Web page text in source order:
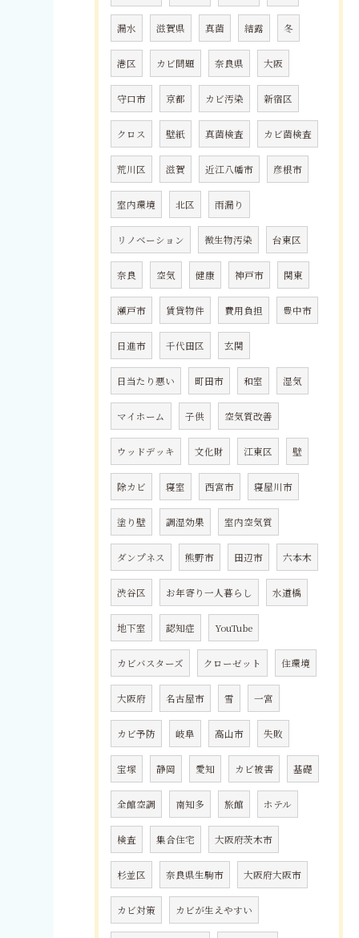
漏水 滋賀県 真菌 結露 冬
港区 カビ問題 奈良県 大阪
守口市 京都 カビ汚染 新宿区
クロス 壁紙 真菌検査 カビ菌検査
荒川区 滋賀 近江八幡市 彦根市
室内環境 北区 雨漏り
リノベーション 微生物汚染 台東区
奈良 空気 健康 神戸市 関東
瀬戸市 賃貸物件 費用負担 豊中市
日進市 千代田区 玄関
日当たり悪い 町田市 和室 湿気
マイホーム 子供 空気質改善
ウッドデッキ 文化財 江東区 壁
除カビ 寝室 西宮市 寝屋川市
塗り壁 調湿効果 室内空気質
ダンプネス 熊野市 田辺市 六本木
渋谷区 お年寄り一人暮らし 水道橋
地下室 認知症 YouTube
カビバスターズ クローゼット 住環境
大阪府 名古屋市 雪 一宮
カビ予防 岐阜 高山市 失敗
宝塚 静岡 愛知 カビ被害 基礎
全館空調 南知多 旅館 ホテル
検査 集合住宅 大阪府茨木市
杉並区 奈良県生駒市 大阪府大阪市
カビ対策 カビが生えやすい